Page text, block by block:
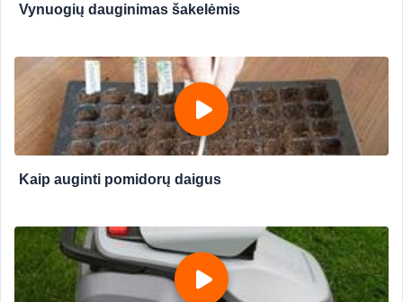
Vynuogių dauginimas šakelėmis
Kaip auginti pomidorų daigus